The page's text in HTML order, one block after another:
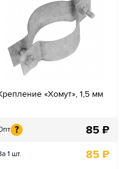
«Хомут», 1,5 мм
? 85 ₽
1 шт. 85 ₽